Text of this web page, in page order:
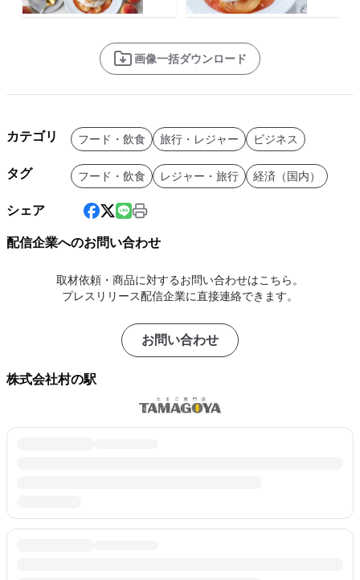
画像一括ダウンロード
カテゴリ フード・飲食 旅行・レジャー ビジネス
タグ フード・飲食 レジャー・旅行 経済（国内）
シェア
配信企業へのお問い合わせ
取材依頼・商品に対するお問い合わせはこちら。
プレスリリース配信企業に直接連絡できます。
お問い合わせ
株式会社村の駅